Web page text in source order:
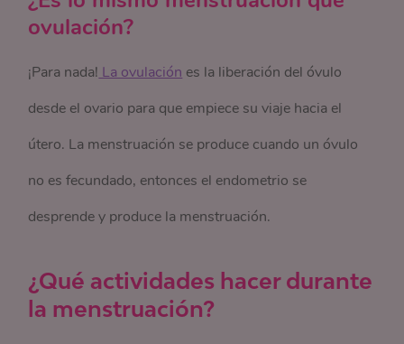
ovulación?
¡Para nada! La ovulación es la liberación del óvulo
desde el ovario para que empiece su viaje hacia el
útero. La menstruación se produce cuando un óvulo
no es fecundado, entonces el endometrio se
desprende y produce la menstruación.
¿Qué actividades hacer durante
la menstruación?